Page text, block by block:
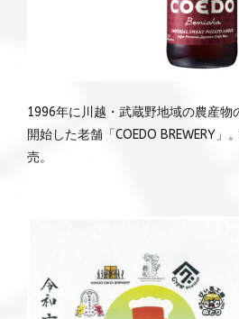
1996年に川越・武蔵野地域の農産物
開始した老舗「COEDO BREWERY」
売。